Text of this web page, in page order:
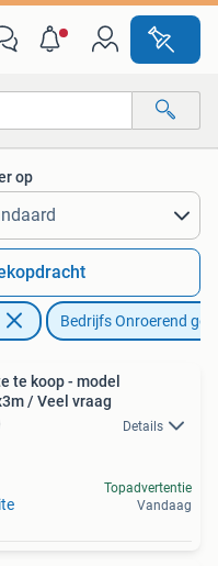
op
Bedrijfs Onroerend
te koop - model
Stockholm 6x3m / Veel vraag
Details
Topadvertentie
Vandaag